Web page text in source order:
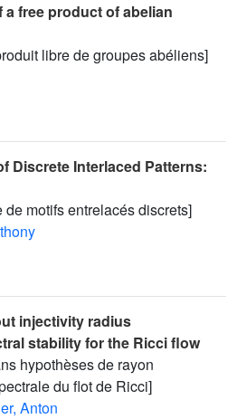
free product of abelian
libre de groupes abéliens]
Discrete Interlaced Patterns:
motifs entrelacés discrets]
injectivity radius
stability for the Ricci flow
hypothèses de rayon
du flot de Ricci]
Anton